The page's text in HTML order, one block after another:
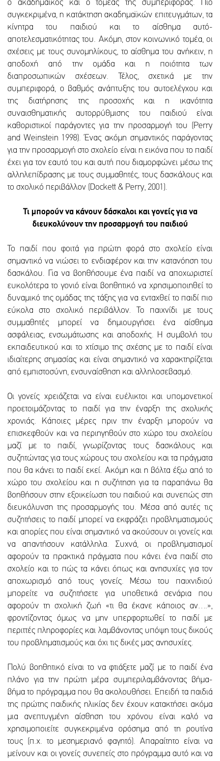
ο ακαδημαϊκός και ο τομέας της συμπεριφοράς. Πιο
συγκεκριμένα, η κατάκτηση ακαδημαϊκών επιτευγμάτων, τα
κίνητρα του παιδιού και το αίσθημα αυτό-
αποτελεσματικότητας του. Ακόμη, στον κοινωνικό τομέα, οι
σχέσεις με τους συνομηλίκους, το αίσθημα του ανήκειν, η
αποδοχή από την ομάδα και η ποιότητα των
διαπροσωπικών σχέσεων. Τέλος, σχετικά με την
συμπεριφορά, ο βαθμός ανάπτυξης του αυτοελέγχου και
της διατήρησης της προσοχής και η ικανότητα
συναισθηματικής αυτορρύθμισης του παιδιού είναι
καθοριστικοί παράγοντες για την προσαρμογή του (Perry
and Weinstein 1998). Ένας ακόμη σημαντικός παράγοντας
για την προσαρμογή στο σχολείο είναι η εικόνα που το παιδί
έχει για τον εαυτό του και αυτή που διαμορφώνει μέσω της
αλληλεπίδρασης με τους συμμαθητές, τους δασκάλους και
το σχολικό περιβάλλον (Dockett & Perry, 2001).
Τι μπορούν να κάνουν δάσκαλοι και γονείς για να
διευκολύνουν την προσαρμογή του παιδιού
Το παιδί που φοιτά για πρώτη φορά στο σχολείο είναι
σημαντικό να νιώσει το ενδιαφέρον και την κατανόηση του
δασκάλου. Για να βοηθήσουμε ένα παιδί να αποχωριστεί
ευκολότερα το γονιό είναι βοηθητικό να χρησιμοποιηθεί το
δυναμικό της ομάδας της τάξης για να ενταχθεί το παιδί πιο
εύκολα στο σχολικό περιβάλλον. Το παιχνίδι με τους
συμμαθητές μπορεί να δημιουργήσει ένα αίσθημα
ασφάλειας, ενσωμάτωσης και αποδοχής. Η συμβολή του
εκπαιδευτικού και το χτίσιμο της σχέσης με το παιδί είναι
ιδιαίτερης σημασίας και είναι σημαντικό να χαρακτηρίζεται
από εμπιστοσύνη, ενσυναίσθηση και αλληλοσεβασμό.
Οι γονείς χρειάζεται να είναι ευέλικτοι και υπομονετικοί
προετοιμάζοντας το παιδί για την έναρξη της σχολικής
χρονιάς. Κάποιες μέρες πριν την έναρξη μπορούν να
επισκεφθούν και να περιηγηθούν στο χώρο του σχολείου
μαζί με το παιδί, γνωρίζοντας τους δασκάλους και
συζητώντας για τους χώρους του σχολείου και τα πράγματα
που θα κάνει το παιδί εκεί. Ακόμη και η βόλτα έξω από το
χώρο του σχολείου και η συζήτηση για τα παραπάνω θα
βοηθήσουν στην εξοικείωση του παιδιού και συνεπώς στη
διευκόλυνση της προσαρμογής του. Μέσα από αυτές τις
συζητήσεις το παιδί μπορεί να εκφράζει προβληματισμούς
και απορίες που είναι σημαντικό να ακούσουν οι γονείς και
να απαντήσουν κατάλληλα. Συχνά, οι προβληματισμοί
αφορούν τα πρακτικά πράγματα που κάνει ένα παιδί στο
σχολείο και το πώς τα κάνει όπως και ανησυχίες για τον
αποχωρισμό από τους γονείς. Μέσω του παιχνιδιού
μπορείτε να συζητήσετε για υποθετικά σενάρια που
αφορούν τη σχολική ζωή «τι θα έκανε κάποιος αν….»,
φροντίζοντας όμως να μην υπερφορτωθεί το παιδί με
περιττές πληροφορίες και λαμβάνοντας υπόψη τους δικούς
του προβληματισμούς και όχι τις δικές μας ανησυχίες.
Πολύ βοηθητικό είναι το να φτιάξετε μαζί με το παιδί ένα
πλάνο για την πρώτη μέρα συμπεριλαμβάνοντας βήμα-
βήμα το πρόγραμμα που θα ακολουθήσει. Επειδή τα παιδιά
της πρώτης παιδικής ηλικίας δεν έχουν κατακτήσει ακόμα
μια ανεπτυγμένη αίσθηση του χρόνου είναι καλό να
χρησιμοποιείτε συγκεκριμένα ορόσημα από τη ρουτίνα
τους (π.χ. το μεσημεριανό φαγητό). Απαραίτητο είναι να
μείνουν και οι γονείς συνεπείς στο πρόγραμμα αυτό και να